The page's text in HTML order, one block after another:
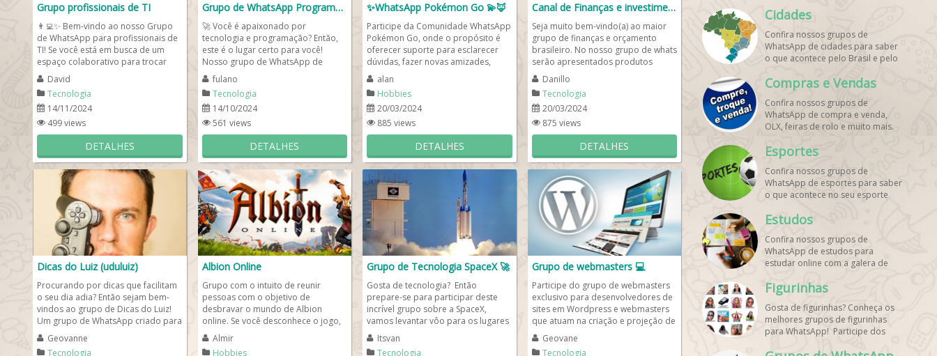
Grupo profissionais de TI
👨‍💻✨ Bem-vindo ao nosso Grupo
de WhatsApp para profissionais de
TI! Se você está em busca de um
espaço colaborativo para trocar
ideias,...
David
Tecnologia
14/11/2024
499 views
DETALHES
Grupo de WhatsApp Programadores
🚀 Você é apaixonado por
tecnologia e programação? Então,
este é o lugar certo para você!
Nosso grupo de WhatsApp de
Programadores é feito para quem...
fulano
Tecnologia
14/10/2024
561 views
DETALHES
✨WhatsApp Pokémon Go 💫🦊
Participe da Comunidade WhatsApp
Pokémon Go, onde o propósito é
oferecer suporte para esclarecer
dúvidas, fazer novas amizades,
realizar trocas de Pokémons...
alan
Hobbies
20/03/2024
885 views
DETALHES
Canal de Finanças e investimentos
Seja muito bem-vindo(a) ao maior
grupo de finanças e orçamento
brasileiro. No nosso grupo de whats
serão apresentados produtos
financeiros para facilitar o...
Danillo
Tecnologia
20/03/2024
875 views
DETALHES
Dicas do Luiz (uduluiz)
Procurando por dicas que facilitam
o seu dia adia? Então sejam bem-
vindos ao grupo de Dicas do Luiz!
Um grupo de WhatsApp criado para
compartilhar com vocês...
Geovanne
Tecnologia
Albion Online
Grupo com o intuito de reunir
pessoas com o objetivo de
desbravar o mundo de Albion
online. Se você desconhece o jogo,
funciona mais ou menos assim:
Em ...
Almir
Hobbies
Grupo de Tecnologia SpaceX 🚀
Gosta de tecnologia? Então
prepare-se para participar deste
incrível grupo sobre a SpaceX,
vamos levantar vôo para os lugares
inimagináveis, rumo a Lua!...
Itsvan
Tecnologia
Grupo de webmasters 💻
Participe do grupo de webmasters
exclusivo para desenvolvedores de
sites em Wordpress e webmasters
que atuam na criação e projeção de
sites. A ideia deste...
Geovane
Tecnologia
trocar dicas sobre como cuidar
grupos de WhatsApp de graça!
Cidades
Confira nossos grupos de
WhatsApp de cidades para saber
o que acontece pelo Brasil e pelo
grupos de WhatsApp é de graça!
Compras e Vendas
Confira nossos grupos de
WhatsApp de compra e venda,
OLX, feiras de rolo e muito mais.
de WhatsApp é de grátis! Entre
agora!
Esportes
Confira nossos grupos de
WhatsApp de esportes para saber
o que acontece no seu esporte
melhores grupos de WhatsApp é
Estudos
Confira nossos grupos de
WhatsApp de estudos para
estudar online com a galera de
melhores grupos de WhatsApp é
de graça!
Figurinhas
Gosta de figurinhas? Conheça os
melhores grupos de figurinhas
para WhatsApp! Participe dos